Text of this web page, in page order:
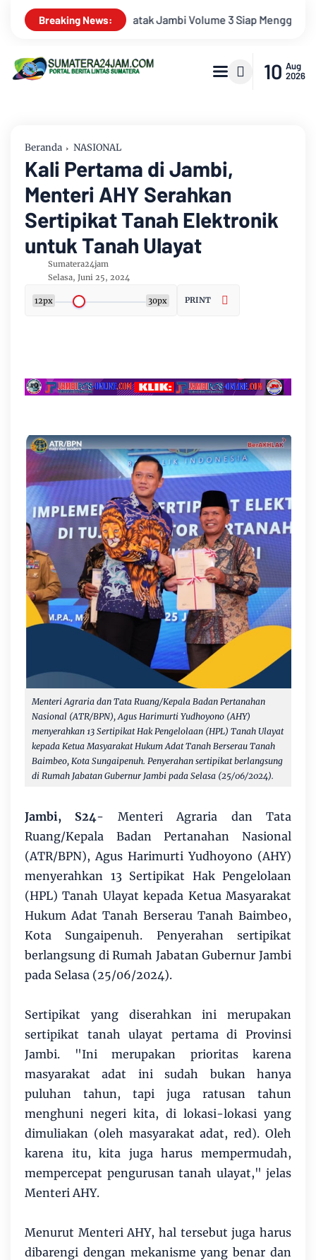
Breaking News:
Menggebrak! Menampilkan Marsada Band, Siantar Rap
10 Aug
2026
Beranda NASIONAL
Kali Pertama di Jambi,
Menteri AHY Serahkan
Sertipikat Tanah Elektronik
untuk Tanah Ulayat
Sumatera24jam
Selasa, Juni 25, 2024
12px 30px PRINT
Menteri Agraria dan Tata Ruang/Kepala Badan Pertanahan
Nasional (ATR/BPN), Agus Harimurti Yudhoyono (AHY)
menyerahkan 13 Sertipikat Hak Pengelolaan (HPL) Tanah Ulayat
kepada Ketua Masyarakat Hukum Adat Tanah Berserau Tanah
Baimbeo, Kota Sungaipenuh. Penyerahan sertipikat berlangsung
di Rumah Jabatan Gubernur Jambi pada Selasa (25/06/2024).
Jambi, S24- Menteri Agraria dan Tata
Ruang/Kepala Badan Pertanahan Nasional
(ATR/BPN), Agus Harimurti Yudhoyono (AHY)
menyerahkan 13 Sertipikat Hak Pengelolaan
(HPL) Tanah Ulayat kepada Ketua Masyarakat
Hukum Adat Tanah Berserau Tanah Baimbeo,
Kota Sungaipenuh. Penyerahan sertipikat
berlangsung di Rumah Jabatan Gubernur Jambi
pada Selasa (25/06/2024).
Sertipikat yang diserahkan ini merupakan
sertipikat tanah ulayat pertama di Provinsi
Jambi. "Ini merupakan prioritas karena
masyarakat adat ini sudah bukan hanya
puluhan tahun, tapi juga ratusan tahun
menghuni negeri kita, di lokasi-lokasi yang
dimuliakan (oleh masyarakat adat, red). Oleh
karena itu, kita juga harus mempermudah,
mempercepat pengurusan tanah ulayat," jelas
Menteri AHY.
Menurut Menteri AHY, hal tersebut juga harus
dibarengi dengan mekanisme yang benar dan